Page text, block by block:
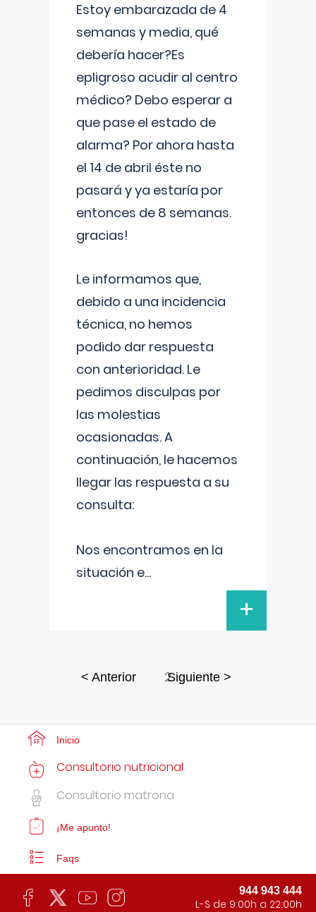
Estoy embarazada de 4
semanas y media, qué
debería hacer?Es
epligroso acudir al centro
médico? Debo esperar a
que pase el estado de
alarma? Por ahora hasta
el 14 de abril éste no
pasará y ya estaría por
entonces de 8 semanas.
gracias!
Le informamos que,
debido a una incidencia
técnica, no hemos
podido dar respuesta
con anterioridad. Le
pedimos disculpas por
las molestias
ocasionadas. A
continuación, le hacemos
llegar las respuesta a su
consulta:
Nos encontramos en la
situación e...
+
< Anterior 2Siguiente >
Inicio
Consultorio nutricional
Consultorio matrona
¡Me apunto!
Faqs
944 943 444
L-S de 9:00h a 22:00h